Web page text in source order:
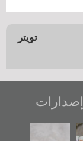
تويتر
إصدارات